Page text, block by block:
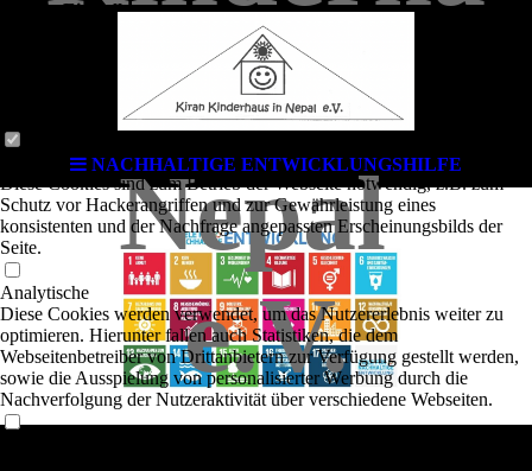
NACHHALTIGE ENTWICKLUNGSHILFE
us in
Nepal
e.V.
Cookie-Einstellungen
Diese Webseite verwendet Cookies, um Besuchern ein optimales
Nutzererlebnis zu bieten. Bestimmte Inhalte von Drittanbietern werden
nur angezeigt, wenn die entsprechende Option aktiviert ist. Die
Datenverarbeitung kann dann auch in einem Drittland erfolgen.
Weitere Informationen hierzu in der Datenschutzerklärung.
Technisch notwendige
Diese Cookies sind zum Betrieb der Webseite notwendig, z.B. zum
Schutz vor Hackerangriffen und zur Gewährleistung eines
konsistenten und der Nachfrage angepassten Erscheinungsbilds der
Seite.
Analytische
Diese Cookies werden verwendet, um das Nutzererlebnis weiter zu
optimieren. Hierunter fallen auch Statistiken, die dem
Webseitenbetreiber von Drittanbietern zur Verfügung gestellt werden,
sowie die Ausspielung von personalisierter Werbung durch die
Nachverfolgung der Nutzeraktivität über verschiedene Webseiten.